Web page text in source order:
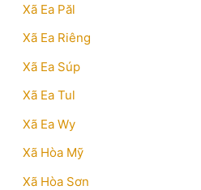
Xã Ea Păl
Xã Ea Riêng
Xã Ea Súp
Xã Ea Tul
Xã Ea Wy
Xã Hòa Mỹ
Xã Hòa Sơn